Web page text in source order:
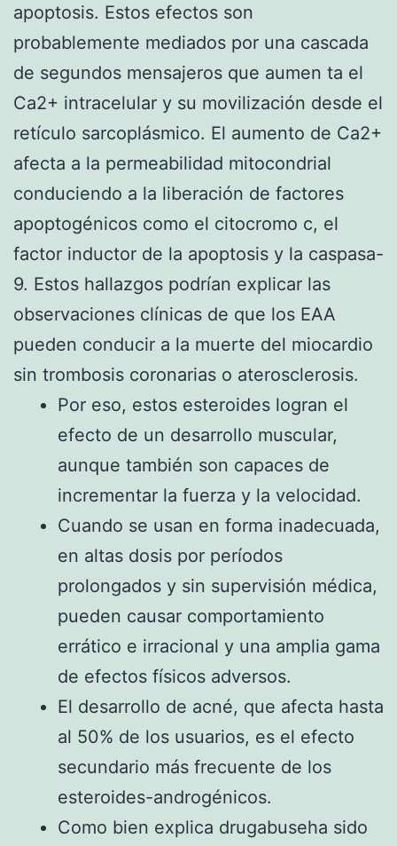
apoptosis. Estos efectos son
probablemente mediados por una cascada
de segundos mensajeros que aumen ta el
Ca2+ intracelular y su movilización desde el
retículo sarcoplásmico. El aumento de Ca2+
afecta a la permeabilidad mitocondrial
conduciendo a la liberación de factores
apoptogénicos como el citocromo c, el
factor inductor de la apoptosis y la caspasa-
9. Estos hallazgos podrían explicar las
observaciones clínicas de que los EAA
pueden conducir a la muerte del miocardio
sin trombosis coronarias o aterosclerosis.
Por eso, estos esteroides logran el
efecto de un desarrollo muscular,
aunque también son capaces de
incrementar la fuerza y la velocidad.
Cuando se usan en forma inadecuada,
en altas dosis por períodos
prolongados y sin supervisión médica,
pueden causar comportamiento
errático e irracional y una amplia gama
de efectos físicos adversos.
El desarrollo de acné, que afecta hasta
al 50% de los usuarios, es el efecto
secundario más frecuente de los
esteroides-androgénicos.
Como bien explica drugabuseha sido